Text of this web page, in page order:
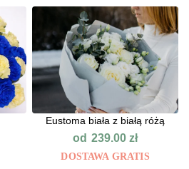
Eustoma biała z białą różą
od 239.00zł
DOSTAWA GRATIS